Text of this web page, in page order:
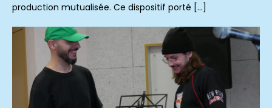
production mutualisée. Ce dispositif porté […]